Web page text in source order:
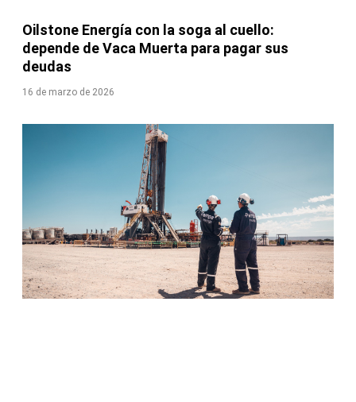
Oilstone Energía con la soga al cuello:
depende de Vaca Muerta para pagar sus
deudas
16 de marzo de 2026